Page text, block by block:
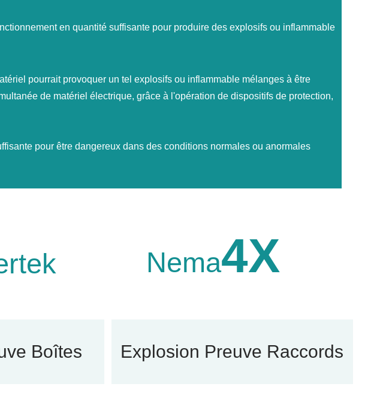
en quantité suffisante pour produire des explosifs ou inflammable
pourrait provoquer un tel explosifs ou inflammable mélanges à être
de matériel électrique, grâce à l'opération de dispositifs de protection,
pour être dangereux dans des conditions normales ou anormales
Nema4X
Boîtes Explosion Preuve Raccords